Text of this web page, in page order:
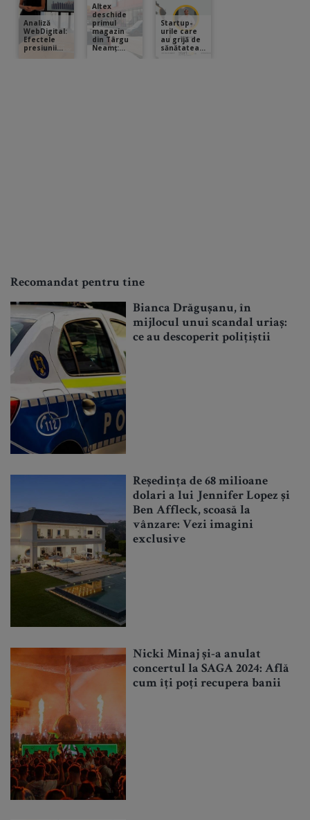
Recomandat pentru tine
Bianca Drăgușanu, în
mijlocul unui scandal uriaș:
ce au descoperit polițiștii
Reședința de 68 milioane
dolari a lui Jennifer Lopez și
Ben Affleck, scoasă la
vânzare: Vezi imagini
exclusive
Nicki Minaj și-a anulat
concertul la SAGA 2024: Află
cum îți poți recupera banii